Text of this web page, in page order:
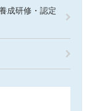
成研修・認定